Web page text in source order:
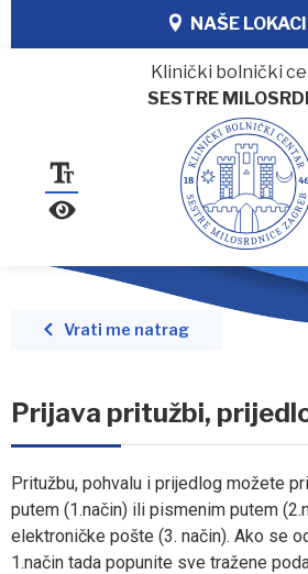
NAŠE
Klinički bolnički
SESTRE
Vrati me natrag
Prijava pritužbi,
Pritužbu, pohvalu i prijedlog možete
putem (1.način) ili pismenim putem
elektroničke pošte (3. način). Ako se
1.način tada popunite sve tražene